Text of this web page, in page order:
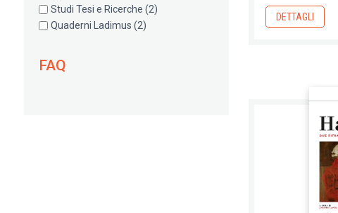
Studi Tesi e Ricerche (2)
Quaderni Ladimus (2)
FAQ
DETTAGLI